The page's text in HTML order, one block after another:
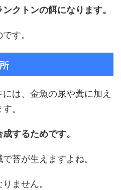
クトンの餌になります。
す。
は、金魚の尿や糞に加え
。
するためです。
苔が生えますよね。
ません。